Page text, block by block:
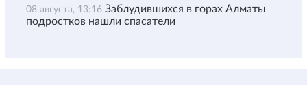
08 августа, 13:16 Заблудившихся в горах Алматы
подростков нашли спасатели